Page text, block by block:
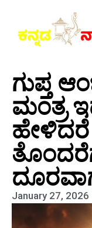
ಗುಪ್ತ
ಮಂತ್ರ
ಹೇಳಿದರೆ
January 27, 2026